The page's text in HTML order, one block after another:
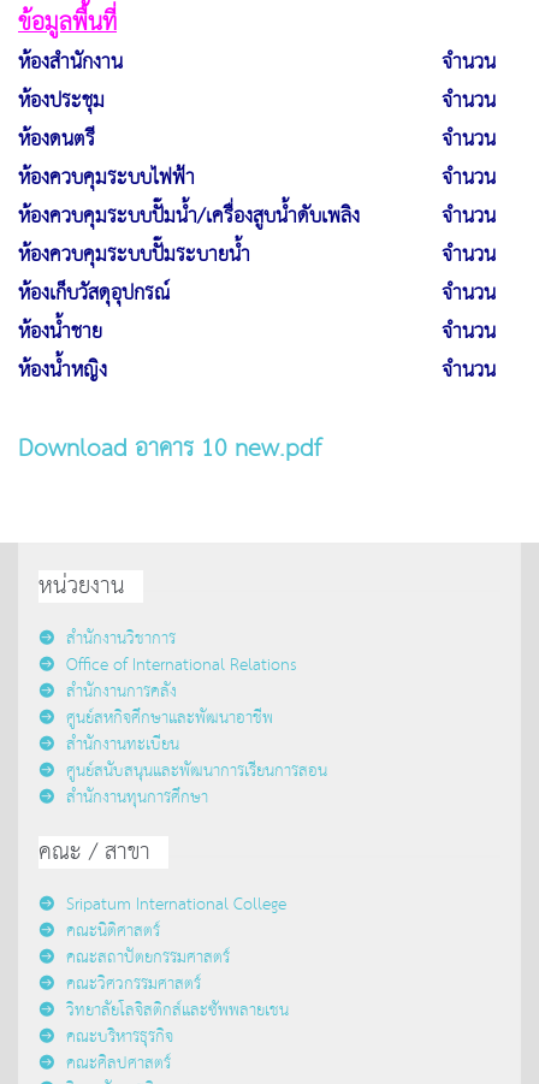
ข้อมูลพื้นที่
ห้องสำนักงาน
ห้องประชุม
ห้องดนตรี
ห้องควบคุมระบบไฟฟ้า
ห้องควบคุมระบบปั๊มน้ำ/เครื่องสูบน้ำดับเพลิง
ห้องควบคุมระบบปั๊มระบายน้ำ
ห้องเก็บวัสดุอุปกรณ์
ห้องน้ำชาย
ห้องน้ำหญิง
จำนวน
จำนวน
จำนวน
จำนวน
จำนวน
จำนวน
จำนวน
จำนวน
จำนวน
Download อาคาร 10 new.pdf
หน่วยงาน
สำนักงานวิชาการ
Office of International Relations
สำนักงานการคลัง
ศูนย์สหกิจศึกษาและพัฒนาอาชีพ
สำนักงานทะเบียน
ศูนย์สนับสนุนและพัฒนาการเรียนการสอน
สำนักงานทุนการศึกษา
คณะ / สาขา
Sripatum International College
คณะนิติศาสตร์
คณะสถาปัตยกรรมศาสตร์
คณะวิศวกรรมศาสตร์
วิทยาลัยโลจิสติกส์และซัพพลายเชน
คณะบริหารธุรกิจ
คณะศิลปศาสตร์